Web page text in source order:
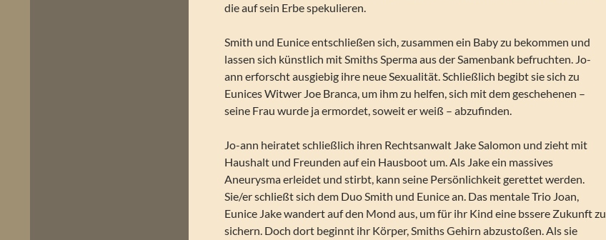
die auf sein Erbe spekulieren.
Smith und Eunice entschließen sich, zusammen ein Baby zu bekommen und
lassen sich künstlich mit Smiths Sperma aus der Samenbank befruchten. Jo-
ann erforscht ausgiebig ihre neue Sexualität. Schließlich begibt sie sich zu
Eunices Witwer Joe Branca, um ihm zu helfen, sich mit dem geschehenen –
seine Frau wurde ja ermordet, soweit er weiß – abzufinden.
Jo-ann heiratet schließlich ihren Rechtsanwalt Jake Salomon und zieht mit
Haushalt und Freunden auf ein Hausboot um. Als Jake ein massives
Aneurysma erleidet und stirbt, kann seine Persönlichkeit gerettet werden.
Sie/er schließt sich dem Duo Smith und Eunice an. Das mentale Trio Joan,
Eunice Jake wandert auf den Mond aus, um für ihr Kind eine bssere Zukunft zu
sichern. Doch dort beginnt ihr Körper, Smiths Gehirn abzustoßen. Als sie